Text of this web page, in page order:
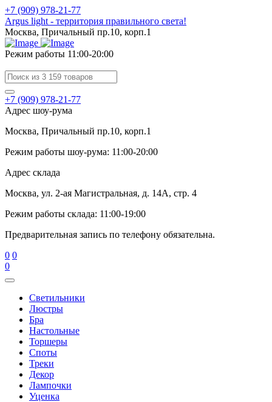
+7 (909) 978-21-77
Argus light - территория правильного света!
Москва, Причальный пр.10, корп.1
Режим работы 11:00-20:00
+7 (909) 978-21-77
Адрес шоу-рума
Москва, Причальный пр.10, корп.1
Режим работы шоу-рума: 11:00-20:00
Адрес склада
Москва, ул. 2-ая Магистральная, д. 14А, стр. 4
Режим работы склада: 11:00-19:00
Предварительная запись по телефону обязательна.
0 0
0
Cветильники
Люстры
Бра
Настольные
Торшеры
Споты
Треки
Декор
Лампочки
Уценка